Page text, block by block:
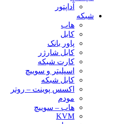
آداپتور
شبکه
هاب
کابل
پاور بانک
کابل شارژر
کارت شبکه
اسپلیتر و سوییچ
کابل شبکه
اکسس پوینت – روتر
مودم
هاب – سوییچ
KVM